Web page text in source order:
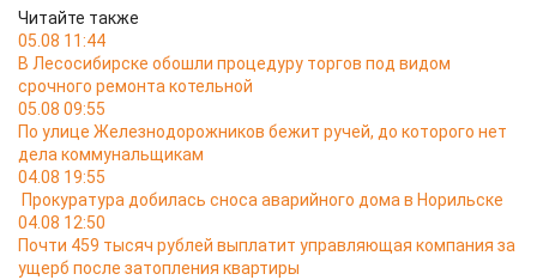
Читайте также
05.08 11:44
В Лесосибирске обошли процедуру торгов под видом
срочного ремонта котельной
05.08 09:55
По улице Железнодорожников бежит ручей, до которого нет
дела коммунальщикам
04.08 19:55
Прокуратура добилась сноса аварийного дома в Норильске
04.08 12:50
Почти 459 тысяч рублей выплатит управляющая компания за
ущерб после затопления квартиры